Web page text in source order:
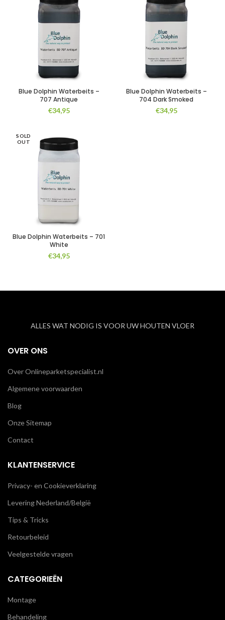
Blue Dolphin Waterbeits –
707 Antique
€34,95
Blue Dolphin Waterbeits –
704 Dark Smoked
€34,95
SOLD
OUT
Blue Dolphin Waterbeits – 701
White
€34,95
ALLES WAT NODIG IS VOOR UW HOUTEN VLOER
OVER ONS
Over Onlineparketspecialist.nl
Algemene voorwaarden
Blog
Onze Sitemap
Contact
KLANTENSERVICE
Privacy- en Cookieverklaring
Levering Nederland/België
Tips & Tricks
Retourbeleid
Veelgestelde vragen
CATEGORIEËN
Montage
Behandeling